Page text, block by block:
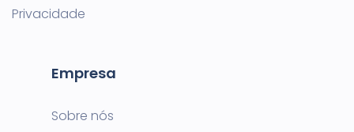
Privacidade
Empresa
Sobre nós